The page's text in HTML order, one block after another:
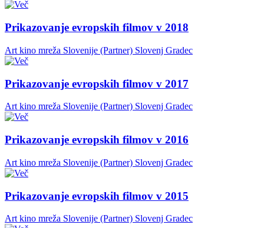
Prikazovanje evropskih filmov v 2018
Art kino mreža Slovenije (Partner) Slovenj Gradec
Prikazovanje evropskih filmov v 2017
Art kino mreža Slovenije (Partner) Slovenj Gradec
Prikazovanje evropskih filmov v 2016
Art kino mreža Slovenije (Partner) Slovenj Gradec
Prikazovanje evropskih filmov v 2015
Art kino mreža Slovenije (Partner) Slovenj Gradec